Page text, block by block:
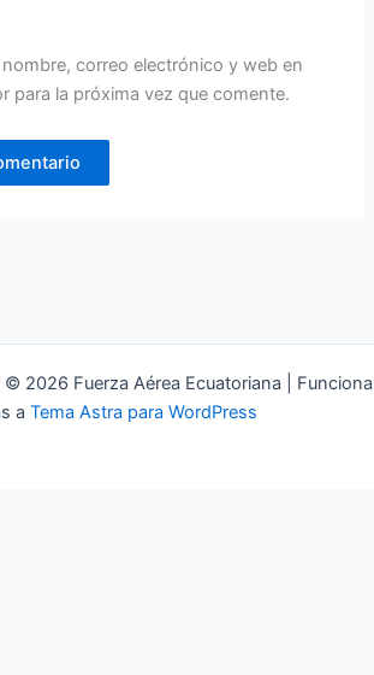
nombre, correo electrónico y web en
para la próxima vez que comente.
2026 Fuerza Aérea Ecuatoriana | Funciona
a Tema Astra para WordPress